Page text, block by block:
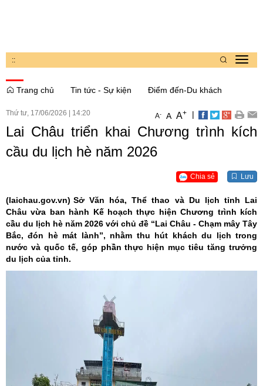
::
Trang chủ
Tin tức - Sự kiện Điểm đến-Du khách
Thứ tư, 17/06/2026 14:20 A- A A+ |
Lai Châu triển khai Chương trình kích
cầu du lịch hè năm 2026
Chia sẻ Lưu
(laichau.gov.vn) Sở Văn hóa, Thể thao và Du lịch tỉnh Lai
Châu vừa ban hành Kế hoạch thực hiện Chương trình kích
cầu du lịch hè năm 2026 với chủ đề “Lai Châu - Chạm mây Tây
Bắc, đón hè mát lành”, nhằm thu hút khách du lịch trong
nước và quốc tế, góp phần thực hiện mục tiêu tăng trưởng
du lịch của tỉnh.